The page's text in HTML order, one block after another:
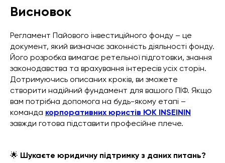
Висновок
Регламент Пайового інвестиційного фонду – це
документ, який визначає законність діяльності фонду.
Його розробка вимагає ретельної підготовки, знання
законодавства та врахування інтересів усіх сторін.
Дотримуючись описаних кроків, ви зможете
створити надійний фундамент для вашого ПІФ. Якщо
вам потрібна допомога на будь-якому етапі –
команда корпоративних юристів ЮК INSEININ
завжди готова підставити професійне плече.
🌟 Шукаєте юридичну підтримку з даних питань?